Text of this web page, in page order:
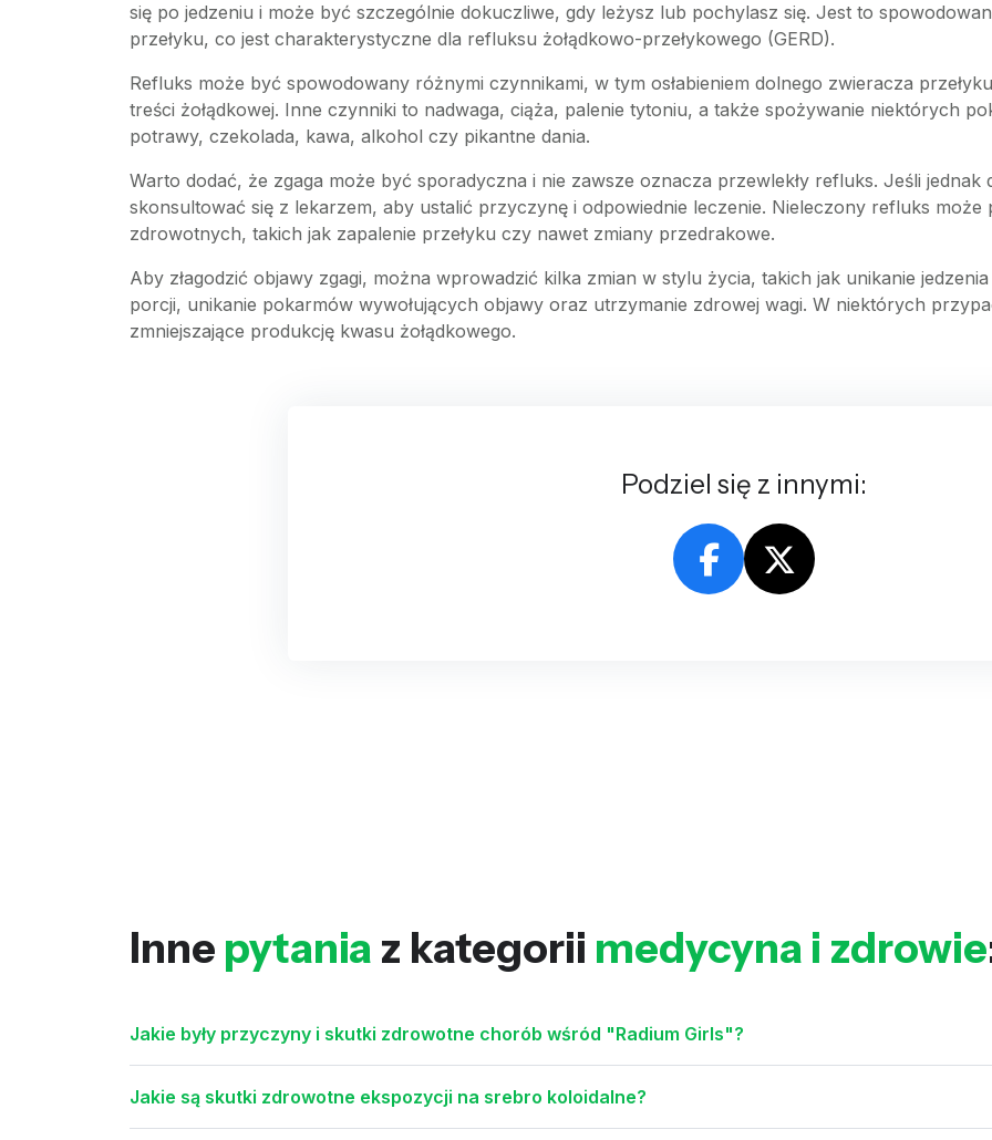
się po jedzeniu i może być szczególnie dokuczliwe, gdy leżysz lub pochylasz się. Jest to
przełyku, co jest charakterystyczne dla refluksu żołądkowo-przełykowego (GERD).
Refluks może być spowodowany różnymi czynnikami, w tym osłabieniem dolnego zwieracza
treści żołądkowej. Inne czynniki to nadwaga, ciąża, palenie tytoniu, a także spożywanie niektórych
potrawy, czekolada, kawa, alkohol czy pikantne dania.
Warto dodać, że zgaga może być sporadyczna i nie zawsze oznacza przewlekły refluks. Jeśli jednak
skonsultować się z lekarzem, aby ustalić przyczynę i odpowiednie leczenie. Nieleczony refluks
zdrowotnych, takich jak zapalenie przełyku czy nawet zmiany przedrakowe.
Aby złagodzić objawy zgagi, można wprowadzić kilka zmian w stylu życia, takich jak unikanie
porcji, unikanie pokarmów wywołujących objawy oraz utrzymanie zdrowej wagi. W niektórych
zmniejszające produkcję kwasu żołądkowego.
Podziel się z innymi:
Inne pytania z kategorii medycyna i zdrowie
Jakie były przyczyny i skutki zdrowotne chorób wśród "Radium Girls"?
Jakie są skutki zdrowotne ekspozycji na srebro koloidalne?